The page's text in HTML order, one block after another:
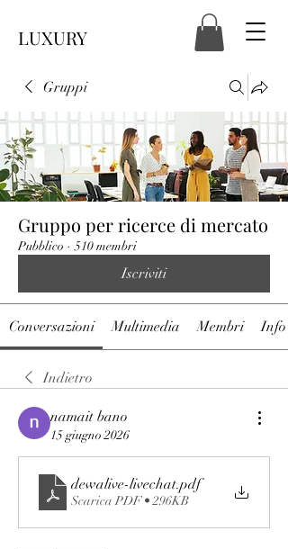
LUXURY
Gruppi
Gruppo per ricerce di mercato
Pubblico · 510 membri
Iscriviti
Conversazioni Multimedia Membri Info
Indietro
namait bano
15 giugno 2026
dewalive-livechat.pdf
Scarica PDF • 296KB